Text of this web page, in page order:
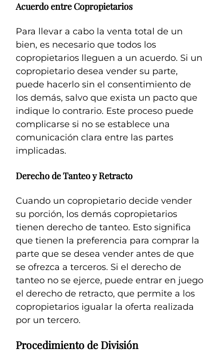
Acuerdo entre Copropietarios
Para llevar a cabo la venta total de un
bien, es necesario que todos los
copropietarios lleguen a un acuerdo. Si un
copropietario desea vender su parte,
puede hacerlo sin el consentimiento de
los demás, salvo que exista un pacto que
indique lo contrario. Este proceso puede
complicarse si no se establece una
comunicación clara entre las partes
implicadas.
Derecho de Tanteo y Retracto
Cuando un copropietario decide vender
su porción, los demás copropietarios
tienen derecho de tanteo. Esto significa
que tienen la preferencia para comprar la
parte que se desea vender antes de que
se ofrezca a terceros. Si el derecho de
tanteo no se ejerce, puede entrar en juego
el derecho de retracto, que permite a los
copropietarios igualar la oferta realizada
por un tercero.
Procedimiento de División